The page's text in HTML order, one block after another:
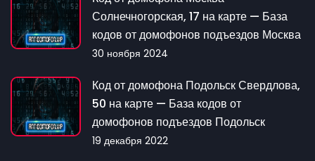
Солнечногорская, 17 на карте — База
кодов от домофонов подъездов Москва
30 ноября 2024
Код от домофона Подольск Свердлова,
50 на карте — База кодов от
домофонов подъездов Подольск
19 декабря 2022